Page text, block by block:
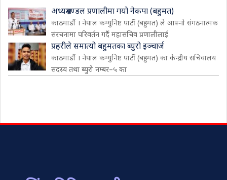
अध्यक्षमण्डल प्रणालीमा गयो नेकपा (बहुमत)
काठमाडौं । नेपाल कम्युनिष्ट पार्टी (बहुमत) ले आफ्नो संगठनात्मक
संरचनामा परिवर्तन गर्दै महासचिव प्रणालीलाई
प्रहरीले समात्यो बहुमतका ब्युरो इञ्चार्ज
काठमाडौं । नेपाल कम्युनिष्ट पार्टी (बहुमत) का केन्द्रीय सचिवालय
सदस्य तथा ब्युरो नम्बर–५ का